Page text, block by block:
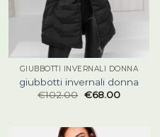
GIUBBOTTI INVERNALI DONNA
giubbotti invernali donna
€102.00 €68.00